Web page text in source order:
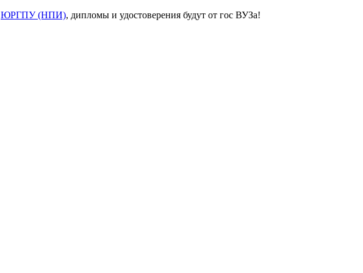
ЮРГПУ (НПИ), дипломы и удостоверения будут от гос ВУЗа!